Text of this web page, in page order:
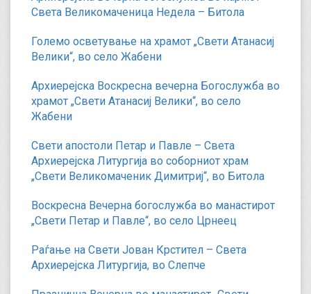
Света Великомаченица Недела – Битола
Големо осветување на храмот „Свети Атанасиј
Велики“, во село Жабени
Архиерејска Воскресна вечерна Богослужба во
храмот „Свети Атанасиј Велики“, во село
Жабени
Свети апостоли Петар и Павле – Света
Архиерејска Литургија во соборниот храм
„Свети Великомаченик Димитриј“, во Битола
Воскресна Вечерна богослужба во манастирот
„Свети Петар и Павле“, во село Црнеец
Раѓање на Свети Јован Крстител – Света
Архиерејска Литургија, во Слепче